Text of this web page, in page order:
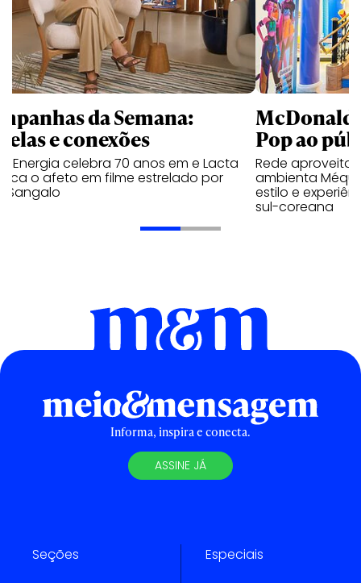
da Semana:
e conexões
Energia celebra 70 anos em e Lacta
o afeto em filme estrelado por
Sangalo
Pop ao
Rede aproveita
ambienta Méqui
estilo e
sul-coreana
Informa, inspira e conecta.
ASSINE JÁ
Seções Especiais